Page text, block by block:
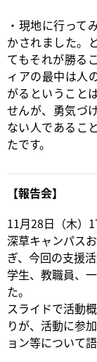
・現地に行って
かされました。
てもそれが勝る
ィアの最中は人
がるということ
せんが、勇気づ
ない人であるこ
たです。
【報告会】
11月28日（木）
深草キャンパス
ぎ、今回の支援
学生、教職員、
た。
スライドで活動
りが、活動に参
ョン等について